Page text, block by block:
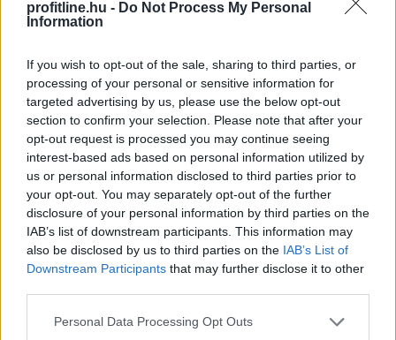
profitline.hu - Do Not Process My Personal
Information
If you wish to opt-out of the sale, sharing to third parties, or
processing of your personal or sensitive information for
targeted advertising by us, please use the below opt-out
section to confirm your selection. Please note that after your
opt-out request is processed you may continue seeing
interest-based ads based on personal information utilized by
us or personal information disclosed to third parties prior to
your opt-out. You may separately opt-out of the further
disclosure of your personal information by third parties on the
IAB’s list of downstream participants. This information may
also be disclosed by us to third parties on the IAB’s List of
Downstream Participants that may further disclose it to other
Please note that this website/app uses one or more Google
Personal Data Processing Opt Outs
Példa nélkülinek nevezte a gazdasági és energetikai
miniszter szombaton, hogy felmérések szerint a
magyarok 84 százaléka csatlakozott az
energiarendszer terhelésének csökkentéséhez.